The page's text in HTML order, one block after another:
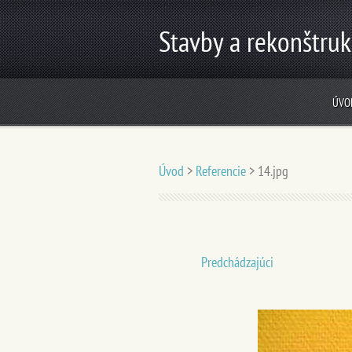
Stavby a
Úvod > Referencie > 14.jpg
Predchádzajúci